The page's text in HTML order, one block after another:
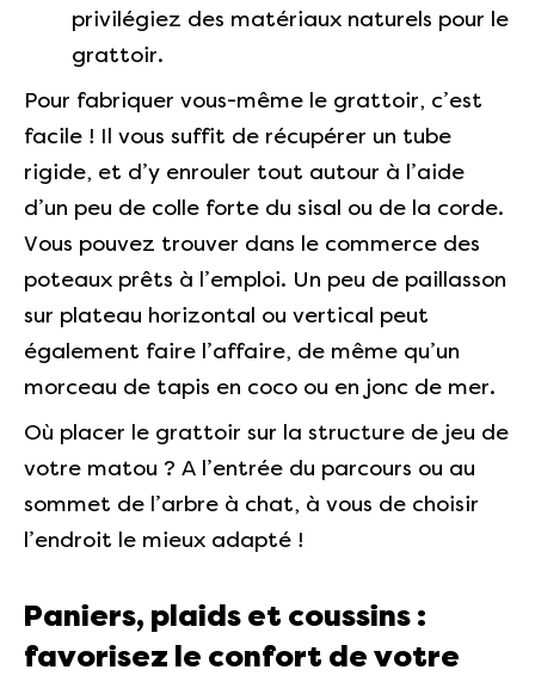
privilégiez des matériaux naturels pour le
grattoir.
Pour fabriquer vous-même le grattoir, c’est
facile ! Il vous suffit de récupérer un tube
rigide, et d’y enrouler tout autour à l’aide
d’un peu de colle forte du sisal ou de la corde.
Vous pouvez trouver dans le commerce des
poteaux prêts à l’emploi. Un peu de paillasson
sur plateau horizontal ou vertical peut
également faire l’affaire, de même qu’un
morceau de tapis en coco ou en jonc de mer.
Où placer le grattoir sur la structure de jeu de
votre matou ? A l’entrée du parcours ou au
sommet de l’arbre à chat, à vous de choisir
l’endroit le mieux adapté !
Paniers, plaids et coussins :
favorisez le confort de votre